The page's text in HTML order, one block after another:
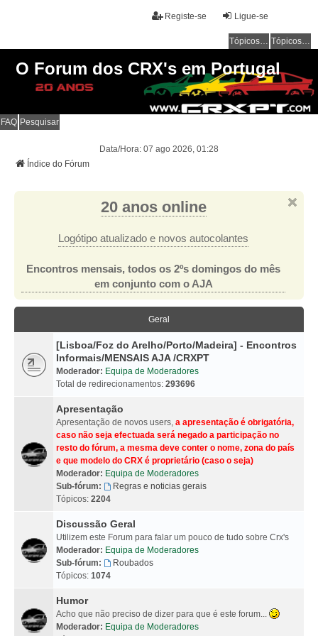
Ligue-se
Registe-se
Tópicos sem resposta Tópicos ativos
O Forum dos CRX's em Portugal
FAQ Pesquisar
Data/Hora: 07 ago 2026, 01:28
Índice do Fórum
20 anos online
Logótipo atualizado e novos autocolantes
Encontros mensais, todos os 2ºs domingos do mês
em conjunto com o AJA
Geral
[Lisboa/Foz do Arelho/Porto/Madeira] - Encontros
Informais/MENSAIS AJA /CRXPT
Moderador: Equipa de Moderadores
Total de redirecionamentos: 293696
Apresentação
Apresentação de novos users, a apresentação é obrigatória,
caso não seja efectuada será negado a participação no
resto do fórum, a mesma deve conter o nome, zona do país
e que modelo do CRX é proprietário (caso o seja)
Moderador: Equipa de Moderadores
Sub-fórum:
Regras e noticias gerais
Tópicos: 2204
Discussão Geral
Utilizem este Forum para falar um pouco de tudo sobre Crx's
Moderador: Equipa de Moderadores
Sub-fórum:
Roubados
Tópicos: 1074
Humor
Acho que não preciso de dizer para que é este forum...
Moderador: Equipa de Moderadores